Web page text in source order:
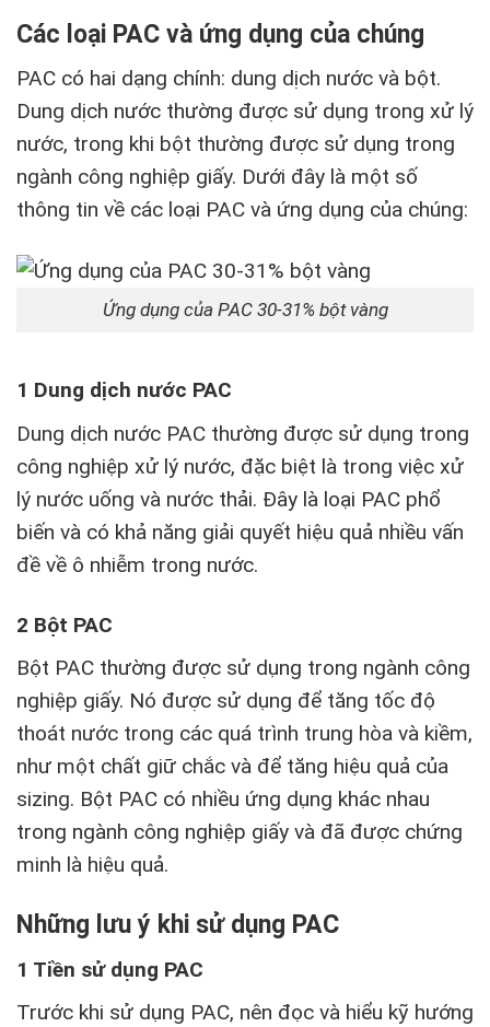
Các loại PAC và ứng dụng của chúng
PAC có hai dạng chính: dung dịch nước và bột.
Dung dịch nước thường được sử dụng trong xử lý
nước, trong khi bột thường được sử dụng trong
ngành công nghiệp giấy. Dưới đây là một số
thông tin về các loại PAC và ứng dụng của chúng:
Ứng dụng của PAC 30-31% bột vàng
1 Dung dịch nước PAC
Dung dịch nước PAC thường được sử dụng trong
công nghiệp xử lý nước, đặc biệt là trong việc xử
lý nước uống và nước thải. Đây là loại PAC phổ
biến và có khả năng giải quyết hiệu quả nhiều vấn
đề về ô nhiễm trong nước.
2 Bột PAC
Bột PAC thường được sử dụng trong ngành công
nghiệp giấy. Nó được sử dụng để tăng tốc độ
thoát nước trong các quá trình trung hòa và kiềm,
như một chất giữ chắc và để tăng hiệu quả của
sizing. Bột PAC có nhiều ứng dụng khác nhau
trong ngành công nghiệp giấy và đã được chứng
minh là hiệu quả.
Những lưu ý khi sử dụng PAC
1 Tiền sử dụng PAC
Trước khi sử dụng PAC, nên đọc và hiểu kỹ hướng